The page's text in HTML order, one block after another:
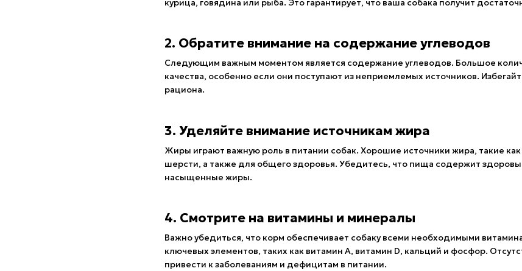
курица, говядина или рыба. Это гарантирует, что ваша собака получит
2. Обратите внимание на содержание углеводов
Следующим важным моментом является содержание углеводов. Большое
качества, особенно если они поступают из неприемлемых источников.
рациона.
3. Уделяйте внимание источникам жира
Жиры играют важную роль в питании собак. Хорошие источники жира, такие
шерсти, а также для общего здоровья. Убедитесь, что пища содержит
насыщенные жиры.
4. Смотрите на витамины и минералы
Важно убедиться, что корм обеспечивает собаку всеми необходимыми
ключевых элементов, таких как витамин А, витамин D, кальций и фосфор.
привести к заболеваниям и дефицитам в питании.